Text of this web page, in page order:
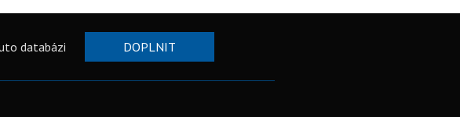
databázi DOPLNIT